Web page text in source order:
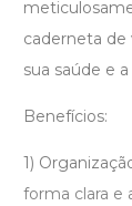
caderneta de
sua saúde e
Benefícios:
1)
forma clara e